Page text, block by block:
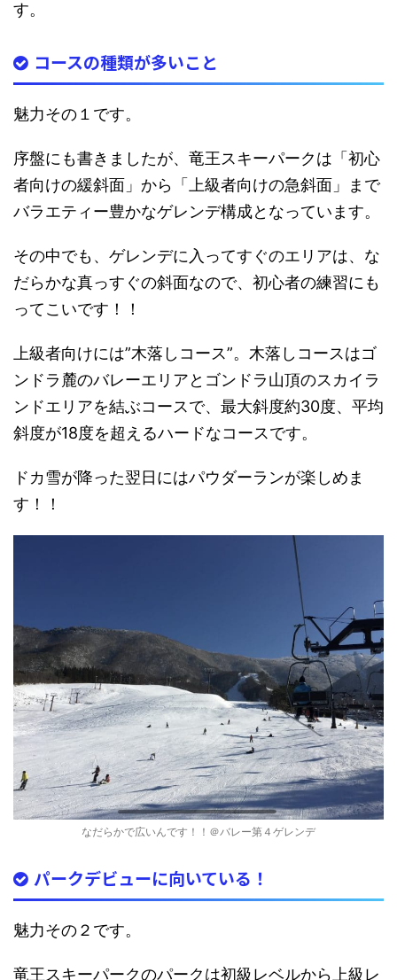
す。
コースの種類が多いこと
魅力その１です。
序盤にも書きましたが、 竜王スキーパークは「初心
者向けの緩斜面」から「上級者向けの急斜面」まで
バラエティー豊かなゲレンデ構成となっています。
その中でも、ゲレンデに入ってすぐのエリアは、な
だらかな真っすぐの斜面なので、 初心者の練習にも
ってこいです！！
上級者向けには”木落しコース”。木落しコースはゴ
ンドラ麓のバレーエリアとゴンドラ山頂のスカイラ
ンドエリアを結ぶコースで、最大斜度約30度、平均
斜度が18度を超えるハードなコースです。
ドカ雪が降った翌日にはパウダーランが楽しめま
す！！
なだらかで広いんです！！＠バレー第４ゲレンデ
パークデビューに向いている！
魅力その２です。
竜王スキーパークのパークは初級レベルから上級レ